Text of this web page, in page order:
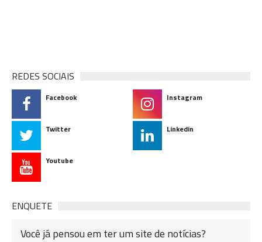
REDES SOCIAIS
Facebook Instagram
Twitter Linkedin
Youtube
ENQUETE
Você já pensou em ter um site de notícias?